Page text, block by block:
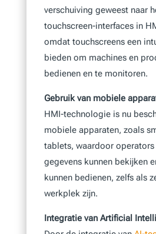
verschuiving geweest naar
touchscreen-interfaces in
omdat touchscreens een
bieden om machines en
bedienen en te monitoren.
Gebruik van mobiele
HMI-technologie is nu
mobiele apparaten, zoals
tablets, waardoor
gegevens kunnen bekijken
kunnen bedienen, zelfs als
werkplek zijn.
Integratie van Artificial